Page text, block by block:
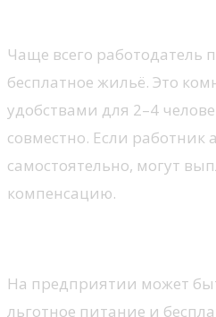
Чаще всего работодатель
бесплатное жильё. Это
удобствами для 2–4
совместно. Если работник
самостоятельно, могут
компенсацию.
На предприятии может
льготное питание и